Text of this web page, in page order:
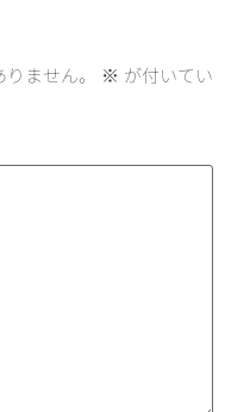
ません。 ※ が付いてい